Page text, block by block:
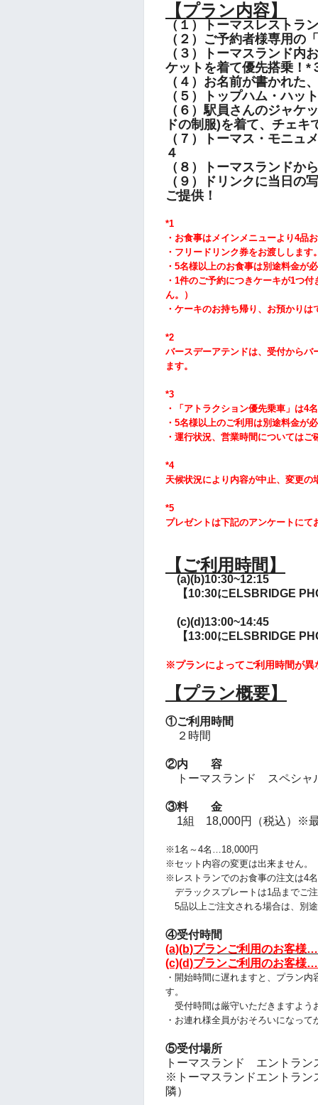
【プラン内容】
（１）トーマスレストラ
（２）ご予約者様専用の
（３）トーマスランド内
ケットを着て優先搭乗！*
（４）お名前が書かれた
（５）トップハム・ハッ
（６）駅員さんのジャケ
ドの制服)を着て、チェキ
（７）トーマス・モニュ
４
（８）トーマスランドか
（９）ドリンクに当日の
ご提供！
*1
・お食事はメインメニューより4品
・フリードリンク券をお渡しします
・5名様以上のお食事は別途料金が
・1件のご予約につきケーキが1つ付
ん。）
・ケーキのお持ち帰り、お預かりは
*2
バースデーアテンドは、受付から
ます。
*3
・「アトラクション優先乗車」は4
・5名様以上のご利用は別途料金が
・運行状況、営業時間についてはご
*4
天候状況により内容が中止、変更の
*5
プレゼントは下記のアンケートに
【ご利用時間】
(a)(b)10:30~12:15
【10:30にELSBRIDGE
(c)(d)13:00~14:45
【13:00にELSBRIDGE
※プランによってご利用時間が異
【プラン概要】
①ご利用時間
２時間
②内 容
トーマスランド スペシャ
③料 金
1組 18,000円（税込）※最
※1名～4名…18,000円
※セット内容の変更は出来ません。
※レストランでのお食事の注文は4
デラックスプレートは1品までご
5品以上ご注文される場合は、別
④受付時間
(a)(b)プランご利用のお客様
(c)(d)プランご利用のお客様
・開始時間に遅れますと、プラン内
す。
受付時間は厳守いただきますよう
・お連れ様全員がおそろいになっ
⑤受付場所
トーマスランド エントラ
※トーマスランドエントラン
隣）